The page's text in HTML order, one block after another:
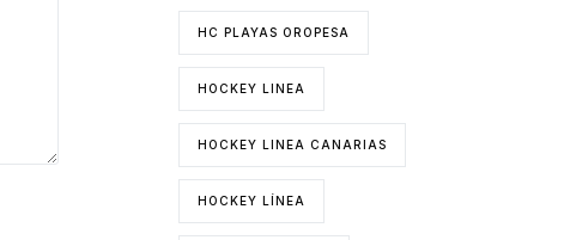
HC PLAYAS OROPESA
HOCKEY LINEA
HOCKEY LINEA CANARIAS
HOCKEY LÍNEA